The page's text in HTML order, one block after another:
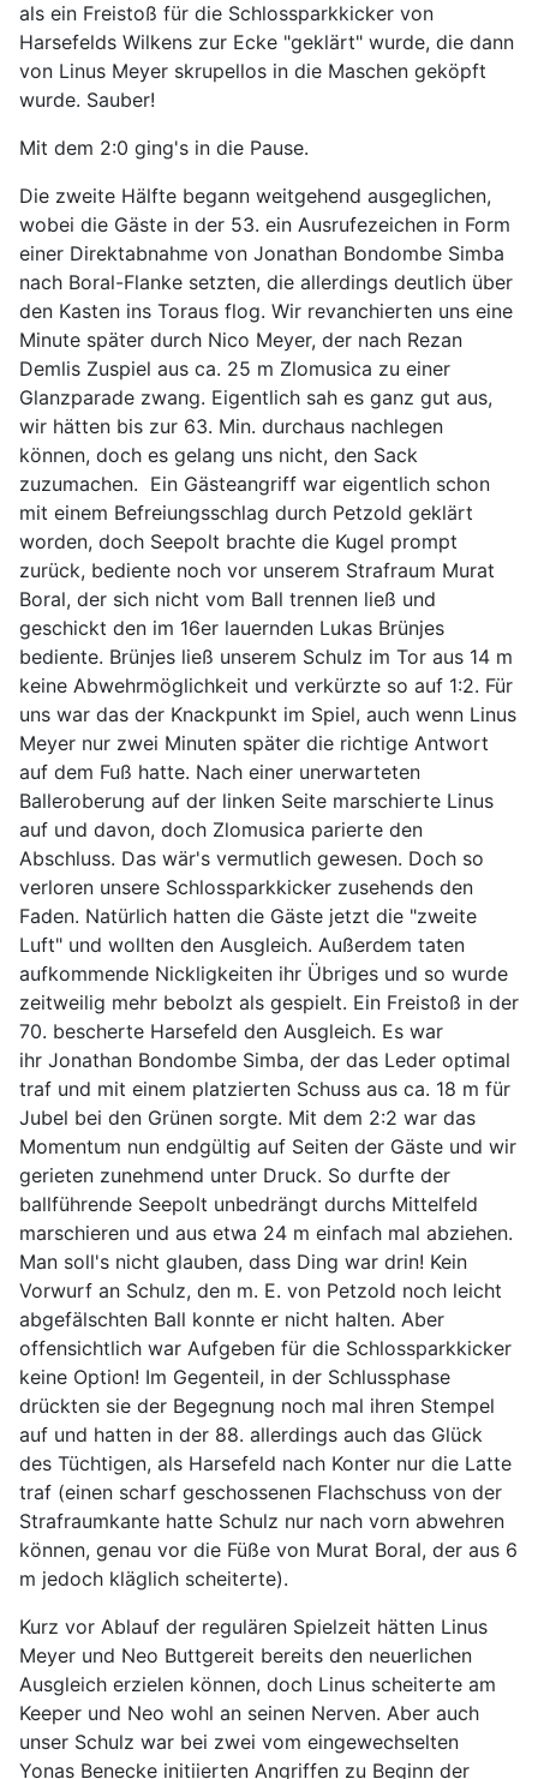
als ein Freistoß für die Schlossparkkicker von
Harsefelds Wilkens zur Ecke "geklärt" wurde, die dann
von Linus Meyer skrupellos in die Maschen geköpft
wurde. Sauber!
Mit dem 2:0 ging's in die Pause.
Die zweite Hälfte begann weitgehend ausgeglichen,
wobei die Gäste in der 53. ein Ausrufezeichen in Form
einer Direktabnahme von Jonathan Bondombe Simba
nach Boral-Flanke setzten, die allerdings deutlich über
den Kasten ins Toraus flog. Wir revanchierten uns eine
Minute später durch Nico Meyer, der nach Rezan
Demlis Zuspiel aus ca. 25 m Zlomusica zu einer
Glanzparade zwang. Eigentlich sah es ganz gut aus,
wir hätten bis zur 63. Min. durchaus nachlegen
können, doch es gelang uns nicht, den Sack
zuzumachen. Ein Gästeangriff war eigentlich schon
mit einem Befreiungsschlag durch Petzold geklärt
worden, doch Seepolt brachte die Kugel prompt
zurück, bediente noch vor unserem Strafraum Murat
Boral, der sich nicht vom Ball trennen ließ und
geschickt den im 16er lauernden Lukas Brünjes
bediente. Brünjes ließ unserem Schulz im Tor aus 14 m
keine Abwehrmöglichkeit und verkürzte so auf 1:2. Für
uns war das der Knackpunkt im Spiel, auch wenn Linus
Meyer nur zwei Minuten später die richtige Antwort
auf dem Fuß hatte. Nach einer unerwarteten
Balleroberung auf der linken Seite marschierte Linus
auf und davon, doch Zlomusica parierte den
Abschluss. Das wär's vermutlich gewesen. Doch so
verloren unsere Schlossparkkicker zusehends den
Faden. Natürlich hatten die Gäste jetzt die "zweite
Luft" und wollten den Ausgleich. Außerdem taten
aufkommende Nickligkeiten ihr Übriges und so wurde
zeitweilig mehr bebolzt als gespielt. Ein Freistoß in der
70. bescherte Harsefeld den Ausgleich. Es war
ihr Jonathan Bondombe Simba, der das Leder optimal
traf und mit einem platzierten Schuss aus ca. 18 m für
Jubel bei den Grünen sorgte. Mit dem 2:2 war das
Momentum nun endgültig auf Seiten der Gäste und wir
gerieten zunehmend unter Druck. So durfte der
ballführende Seepolt unbedrängt durchs Mittelfeld
marschieren und aus etwa 24 m einfach mal abziehen.
Man soll's nicht glauben, dass Ding war drin! Kein
Vorwurf an Schulz, den m. E. von Petzold noch leicht
abgefälschten Ball konnte er nicht halten. Aber
offensichtlich war Aufgeben für die Schlossparkkicker
keine Option! Im Gegenteil, in der Schlussphase
drückten sie der Begegnung noch mal ihren Stempel
auf und hatten in der 88. allerdings auch das Glück
des Tüchtigen, als Harsefeld nach Konter nur die Latte
traf (einen scharf geschossenen Flachschuss von der
Strafraumkante hatte Schulz nur nach vorn abwehren
können, genau vor die Füße von Murat Boral, der aus 6
m jedoch kläglich scheiterte).
Kurz vor Ablauf der regulären Spielzeit hätten Linus
Meyer und Neo Buttgereit bereits den neuerlichen
Ausgleich erzielen können, doch Linus scheiterte am
Keeper und Neo wohl an seinen Nerven. Aber auch
unser Schulz war bei zwei vom eingewechselten
Yonas Benecke initiierten Angriffen zu Beginn der